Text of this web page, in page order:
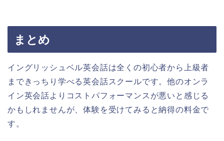
まとめ
イングリッシュベル英会話は全くの初心者から上級者
まできっちり学べる英会話スクールです。他のオンラ
イン英会話よりコストパフォーマンスが悪いと感じる
かもしれませんが、体験を受けてみると納得の料金で
す。